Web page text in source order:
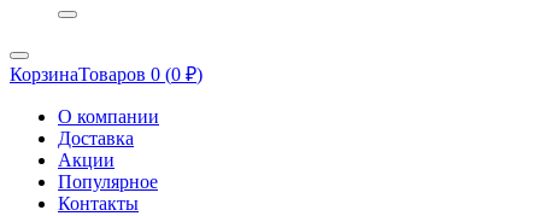
КорзинаТоваров 0 (0 ₽)
О компании
Доставка
Акции
Популярное
Контакты